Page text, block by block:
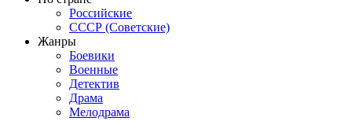
Российские
СССР (Советские)
Жанры
Боевики
Военные
Детектив
Драма
Мелодрама